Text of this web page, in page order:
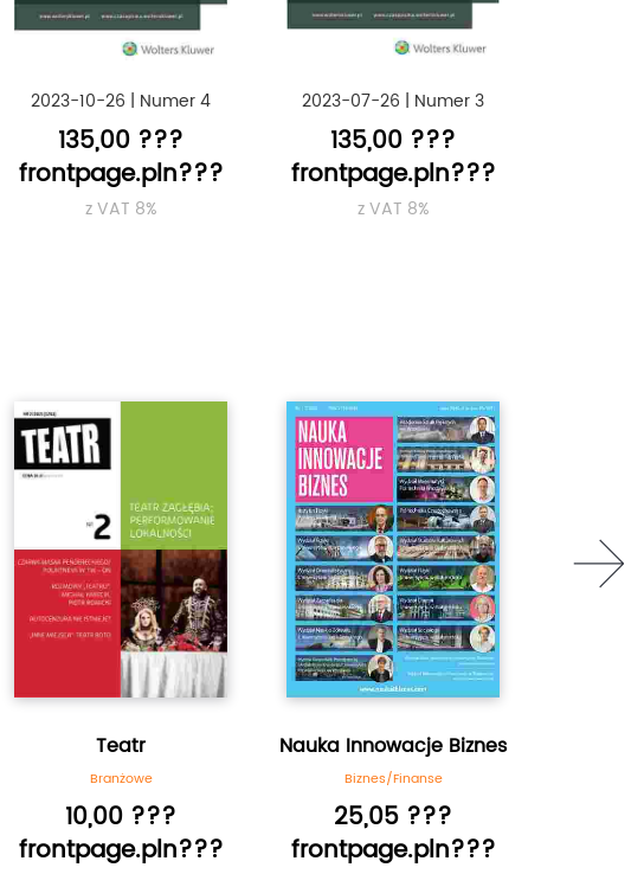
2023-10-26 | Numer 4
135,00 ???
frontpage.pln???
z VAT 8%
2023-07-26 | Numer 3
135,00 ???
frontpage.pln???
z VAT 8%
Teatr
Branżowe
10,00 ???
frontpage.pln???
Nauka Innowacje Biznes
Biznes/Finanse
25,05 ???
frontpage.pln???
next